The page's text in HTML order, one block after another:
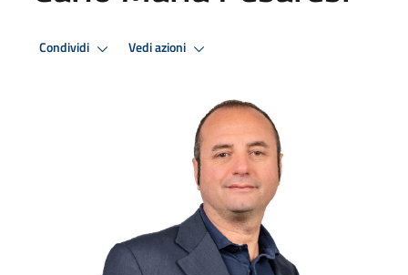
Condividi Vedi azioni